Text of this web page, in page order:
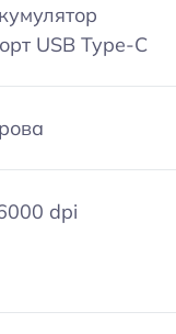
USB Type-C
dpi